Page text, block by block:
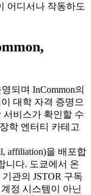
어디서나 작동하도
되며 InCommon의
대학 자격 증명으
서비스가 확인할 수
학 엔터티 카테고
affiliation)을 배포합
니다. 도쿄에서 온
관의 JSTOR 구독
정 시스템이 아닌